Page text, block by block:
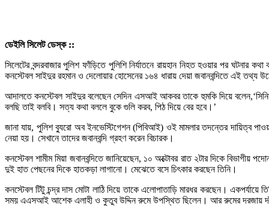
ডেইলি সিলেট ডেস্ক ::
সিলেটের বন্দরবাজার পুলিশ ফাঁড়িতে পুলিশি নির্যাতনে রায়হান নিহত হওয়ার পর
কনস্টেবল সাইদুর রহমান ও দেলোয়ার হোসেনের ১৬৪ ধারায় দেয়া জবানবন্দিতে এই তথ্য
আদালতে কনস্টেবল সাইদুর বলেছেন সেদিন এসআই আকবর তাকে হুমকি দিয়ে
বলছি তাই বলবি। সত্য কথা বললে বুকে গুলি করব, পিঠ দিয়ে বের হবে।’
জানা যায়, পুলিশ ব্যুরো অব ইনভেস্টিগেশন (পিবিআই) ওই মামলার তদন্তের দায়িত্ব
নেয়া হয়। সেখানে তাদের জবানবন্দি গ্রহণ করেন বিচারক।
কনস্টেবল শামীম মিয়া জবানবন্দিতে জানিয়েছেন, ১০ অক্টোবর রাত ২টার দিকে
দুই হাত পেছনের দিকে হাতকড়া লাগানো। মেঝেতে বসে চিৎকার করছেন তিনি।
কনস্টেবল টিটু চন্দ্র দাস মোটা লাঠি দিয়ে তাকে এলোপাতাড়ি মারধর করছেন।
সময় এএসআই আশেক এলাহী ও কুতুব উদ্দিন রুমে উপস্থিত ছিলেন। আর রুমের দরজায়